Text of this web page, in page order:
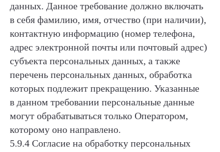
данных. Данное требование должно включать
в себя фамилию, имя, отчество (при наличии),
контактную информацию (номер телефона,
адрес электронной почты или почтовый адрес)
субъекта персональных данных, а также
перечень персональных данных, обработка
которых подлежит прекращению. Указанные
в данном требовании персональные данные
могут обрабатываться только Оператором,
которому оно направлено.
5.9.4 Согласие на обработку персональных